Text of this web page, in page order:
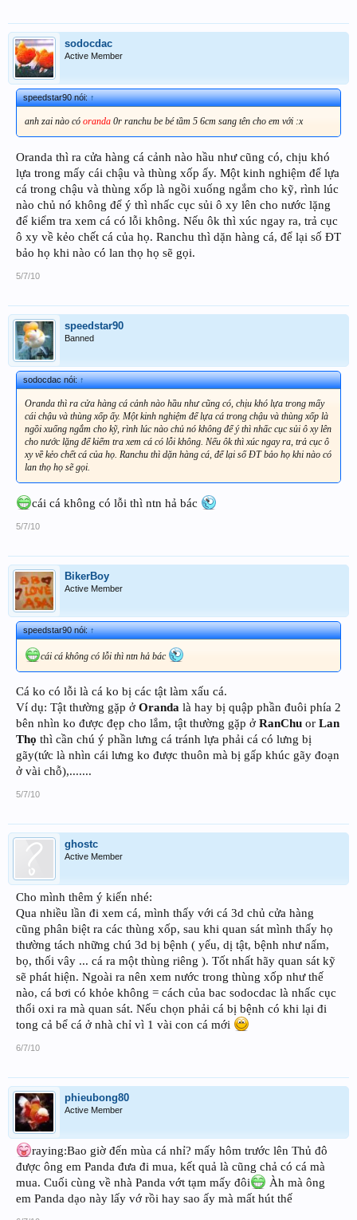
sodocdac
Active Member
speedstar90 nói:↑
anh zai nào có oranda 0r ranchu be bé tầm 5 6cm sang tên cho em với :x
Oranda thì ra cửa hàng cá cảnh nào hầu như cũng có, chịu khó
lựa trong mấy cái chậu và thùng xốp ấy. Một kinh nghiệm để lựa
cá trong chậu và thùng xốp là ngồi xuống ngắm cho kỹ, rình lúc
nào chủ nó không để ý thì nhấc cục sủi ô xy lên cho nước lặng
để kiểm tra xem cá có lỗi không. Nếu ôk thì xúc ngay ra, trả cục
ô xy về kẻo chết cá của họ. Ranchu thì dặn hàng cá, để lại số ĐT
bảo họ khi nào có lan thọ họ sẽ gọi.
5/7/10
speedstar90
Banned
sodocdac nói:↑
Oranda thì ra cửa hàng cá cảnh nào hầu như cũng có, chịu khó lựa trong mấy
cái chậu và thùng xốp ấy. Một kinh nghiệm để lựa cá trong chậu và thùng xốp là
ngồi xuống ngắm cho kỹ, rình lúc nào chủ nó không để ý thì nhấc cục sủi ô xy lên
cho nước lặng để kiểm tra xem cá có lỗi không. Nếu ôk thì xúc ngay ra, trả cục ô
xy về kẻo chết cá của họ. Ranchu thì dặn hàng cá, để lại số ĐT bảo họ khi nào có
lan thọ họ sẽ gọi.
cái cá không có lỗi thì ntn hả bác
5/7/10
BikerBoy
Active Member
speedstar90 nói:↑
cái cá không có lỗi thì ntn hả bác
Cá ko có lỗi là cá ko bị các tật làm xấu cá.
Ví dụ: Tật thường gặp ở Oranda là hay bị quập phần đuôi phía 2
bên nhìn ko được đẹp cho lắm, tật thường gặp ở RanChu or Lan
Thọ thì cần chú ý phần lưng cá tránh lựa phải cá có lưng bị
gãy(tức là nhìn cái lưng ko được thuôn mà bị gấp khúc gãy đoạn
ở vài chỗ),.......
5/7/10
ghostc
Active Member
Cho mình thêm ý kiến nhé:
Qua nhiều lần đi xem cá, mình thấy với cá 3d chủ cửa hàng
cũng phân biệt ra các thùng xốp, sau khi quan sát mình thấy họ
thường tách những chú 3d bị bệnh ( yếu, dị tật, bệnh như nấm,
bọ, thối vây ... cá ra một thùng riêng ). Tốt nhất hãy quan sát kỹ
sẽ phát hiện. Ngoài ra nên xem nước trong thùng xốp như thế
nào, cá bơi có khỏe không = cách của bac sodocdac là nhấc cục
thổi oxi ra mà quan sát. Nếu chọn phải cá bị bệnh có khi lại đi
tong cả bể cá ở nhà chỉ vì 1 vài con cá mới
6/7/10
phieubong80
Active Member
raying:Bao giờ đến mùa cá nhỉ? mấy hôm trước lên Thủ đô
được ông em Panda đưa đi mua, kết quả là cũng chả có cá mà
mua. Cuối cùng về nhà Panda vớt tạm mấy đôi
Àh mà ông
em Panda dạo này lấy vớ rồi hay sao ấy mà mất hút thế